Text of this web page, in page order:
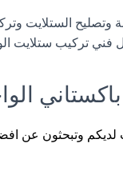
وتصليح الستلايت
تركيب ستلايت
وتبحثون عن